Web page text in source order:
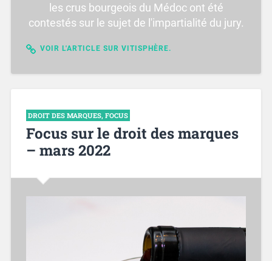
les crus bourgeois du Médoc ont été
contestés sur le sujet de l'impartialité du jury.
VOIR L'ARTICLE SUR VITISPHÈRE.
DROIT DES MARQUES, FOCUS
Focus sur le droit des marques
– mars 2022